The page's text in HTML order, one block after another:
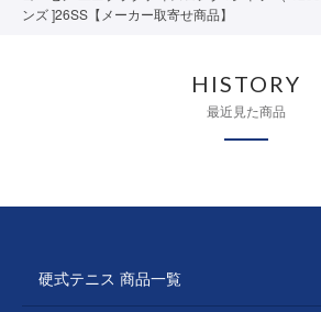
ンズ ]26SS【メーカー取寄せ商品】
HISTORY
最近見た商品
硬式テニス 商品一覧